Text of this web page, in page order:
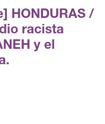
HONDURAS /
racista
y el